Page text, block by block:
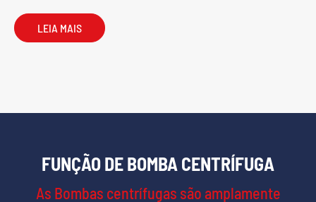
LEIA MAIS
FUNÇÃO DE BOMBA CENTRÍFUGA
As Bombas centrífugas são amplamente